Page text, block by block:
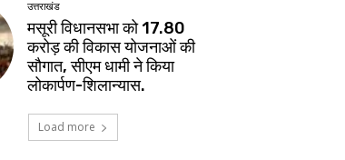
उत्तराखंड
मसूरी विधानसभा को 17.80
करोड़ की विकास योजनाओं की
सौगात, सीएम धामी ने किया
लोकार्पण-शिलान्यास.
Load more